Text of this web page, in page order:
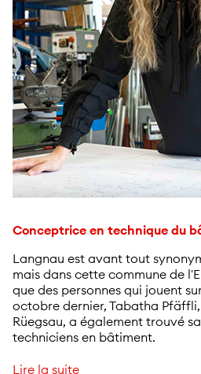
Conceptrice en technique du
Langnau est avant tout
mais dans cette commune de
que des personnes qui jouent
octobre dernier, Tabatha
Rüegsau, a également trouvé
techniciens en bâtiment.
Lire la suite